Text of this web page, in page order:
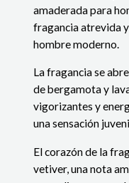
amaderada para
fragancia atrevida
hombre moderno.
La fragancia se
de bergamota y
vigorizantes y
una sensación
El corazón de la
vetiver, una nota